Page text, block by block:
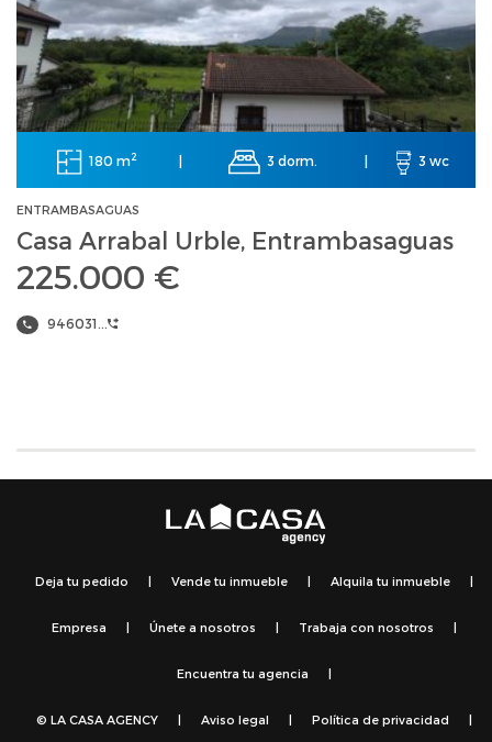
180 m2 3 dorm. 3 wc
ENTRAMBASAGUAS
Casa Arrabal Urble, Entrambasaguas
225.000 €
946031...
Deja tu pedido Vende tu inmueble Alquila tu inmueble
Empresa Únete a nosotros Trabaja con nosotros
Encuentra tu agencia
© LA CASA AGENCY Aviso legal Política de privacidad